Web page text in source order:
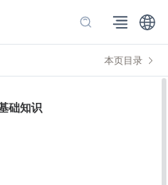
本页目录
础知识